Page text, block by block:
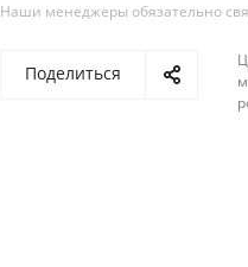
Наши менеджеры обязательно
Поделиться